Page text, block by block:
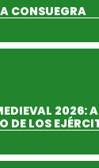
CONSUEGRA
2026:
DE LOS